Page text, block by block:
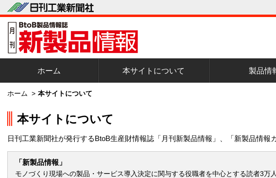
ホーム 本サイトについて 製品情
ホーム > 本サイトについて
本サイトについて
日刊工業新聞社が発行するBtoB生産財情報誌「月刊新製品情報」、「新製品情報
「新製品情報」
モノづくり現場への製品・サービス導入決定に関与する役職者を中心とする読者3